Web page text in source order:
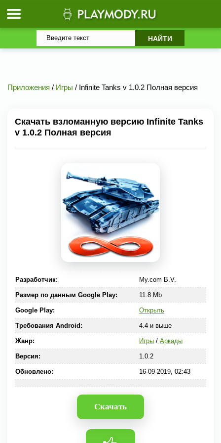
Приложения / Игры / Infinite Tanks v 1.0.2 Полная версия
Скачать взломанную версию Infinite Tanks
v 1.0.2 Полная версия
Разработчик: My.com B.V.
Размер по данным Google Play: 11.8 Mb
Google Play: Открыть
Требования Android: 4.4 и выше
Жанр: Игры/ Аркады
Версия: 1.0.2
Обновлено: 16-09-2019, 02:43
Скачать